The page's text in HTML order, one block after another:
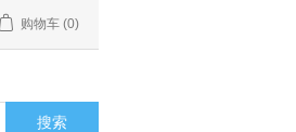
购物车 (0)
搜索